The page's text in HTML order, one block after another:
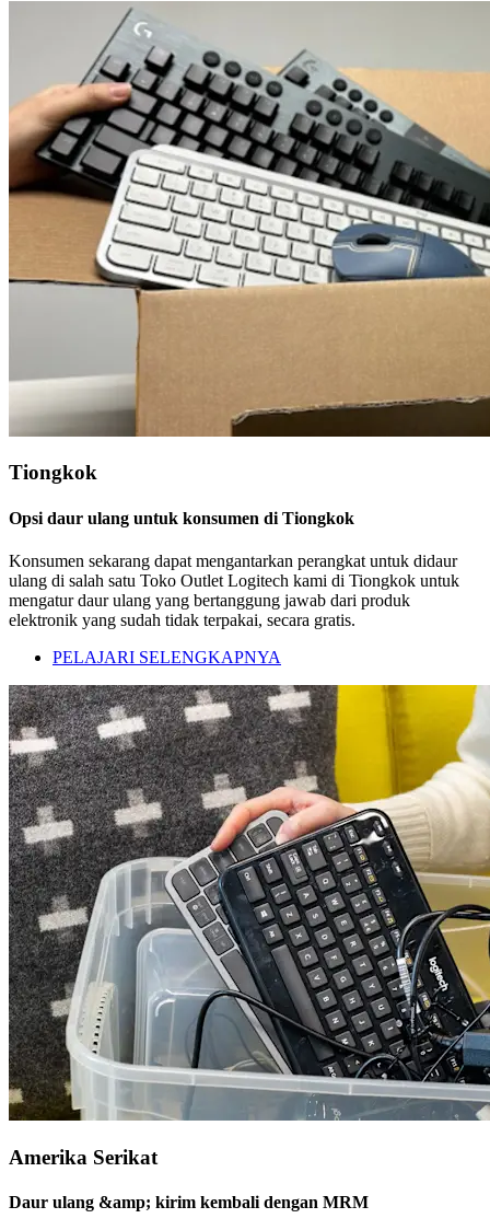
Tiongkok
Opsi daur ulang untuk konsumen di Tiongkok
Konsumen sekarang dapat mengantarkan perangkat untuk didaur
ulang di salah satu Toko Outlet Logitech kami di Tiongkok untuk
mengatur daur ulang yang bertanggung jawab dari produk
elektronik yang sudah tidak terpakai, secara gratis.
PELAJARI SELENGKAPNYA
Amerika Serikat
Daur ulang &amp; kirim kembali dengan MRM